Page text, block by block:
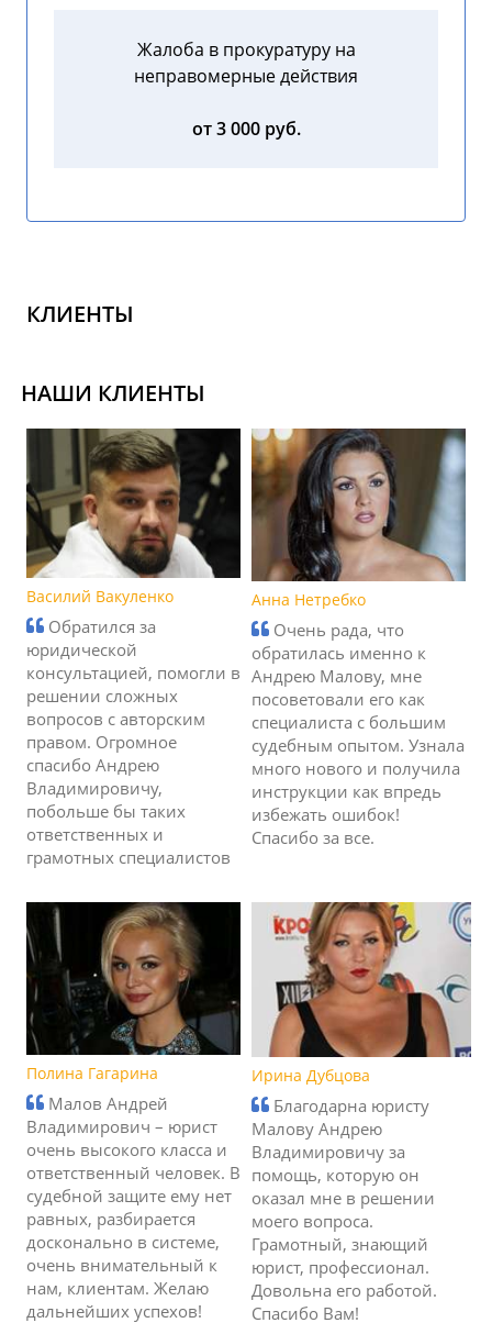
Жалоба в прокуратуру на
неправомерные действия
от 3 000 руб.
КЛИЕНТЫ
НАШИ КЛИЕНТЫ
Василий Вакуленко
Обратился за
юридической
консультацией, помогли в
решении сложных
вопросов с авторским
правом. Огромное
спасибо Андрею
Владимировичу,
побольше бы таких
ответственных и
грамотных специалистов
Анна Нетребко
Очень рада, что
обратилась именно к
Андрею Малову, мне
посоветовали его как
специалиста с большим
судебным опытом. Узнала
много нового и получила
инструкции как впредь
избежать ошибок!
Спасибо за все.
Полина Гагарина
Малов Андрей
Владимирович – юрист
очень высокого класса и
ответственный человек. В
судебной защите ему нет
равных, разбирается
досконально в системе,
очень внимательный к
нам, клиентам. Желаю
дальнейших успехов!
Ирина Дубцова
Благодарна юристу
Малову Андрею
Владимировичу за
помощь, которую он
оказал мне в решении
моего вопроса.
Грамотный, знающий
юрист, профессионал.
Довольна его работой.
Спасибо Вам!